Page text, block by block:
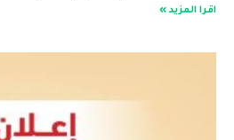
اقرا المزيد »